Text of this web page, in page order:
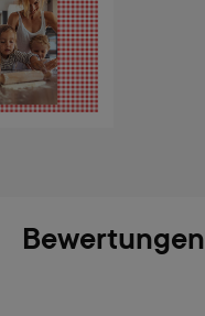
Bewertungen